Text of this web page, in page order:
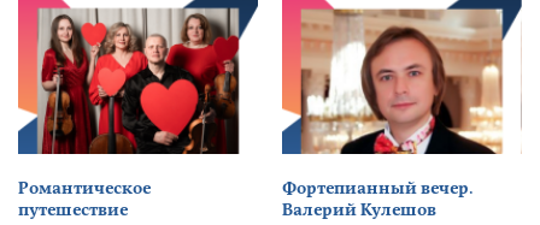
Романтическое
путешествие
Фортепианный вечер.
Валерий Кулешов